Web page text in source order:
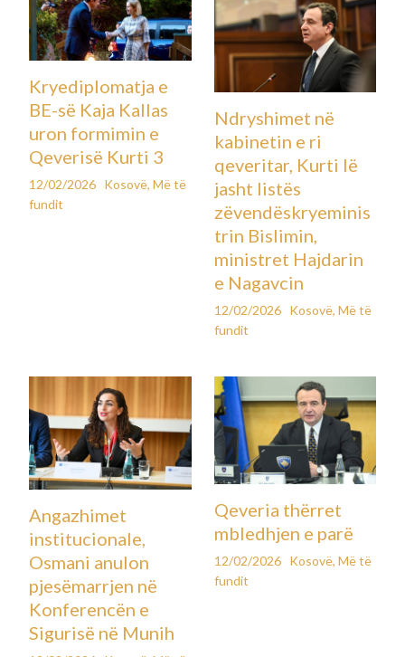
Kryediplomatja e
BE-së Kaja Kallas
uron formimin e
Qeverisë Kurti 3
12/02/2026 Kosovë,Më të
fundit
Ndryshimet në
kabinetin e ri
qeveritar, Kurti lë
jasht listës
zëvendëskryeminis
trin Bislimin,
ministret Hajdarin
e Nagavcin
12/02/2026 Kosovë, Më të
fundit
Angazhimet
institucionale,
Osmani anulon
pjesëmarrjen në
Konferencën e
Sigurisë në Munih
Qeveria thërret
mbledhjen e parë
12/02/2026 Kosovë, Më të
fundit